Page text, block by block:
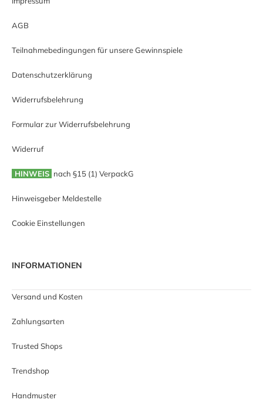
AGB
Teilnahmebedingungen für unsere Gewinnspiele
Datenschutzerklärung
Widerrufsbelehrung
Formular zur Widerrufsbelehrung
Widerruf
HINWEIS nach §15 (1) VerpackG
Hinweisgeber Meldestelle
Cookie Einstellungen
INFORMATIONEN
Versand und Kosten
Zahlungsarten
Trusted Shops
Trendshop
Handmuster